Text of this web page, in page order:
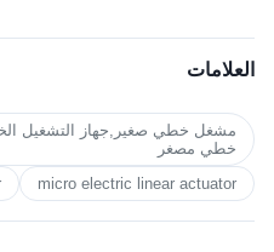
العلامات
مشغل خطي صغير,جهاز التشغيل
خطي مصغر
micro electric linear actuator